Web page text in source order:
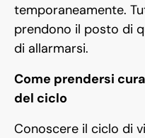
temporaneamente.
prendono il posto di
di allarmarsi.
Come prendersi
del ciclo
Conoscere il ciclo di